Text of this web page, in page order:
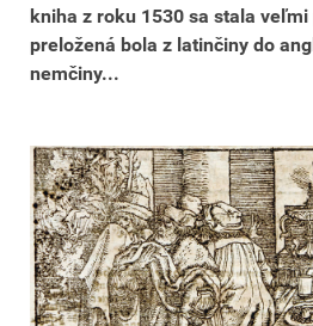
kniha z roku 1530 sa stala veľmi
preložená bola z latinčiny do
nemčiny...